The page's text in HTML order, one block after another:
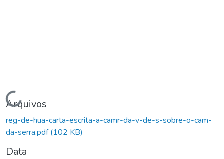
Carregando...
Arquivos
reg-de-hua-carta-escrita-a-camr-da-v-de-s-sobre-o-cam-
da-serra.pdf(102 KB)
Data